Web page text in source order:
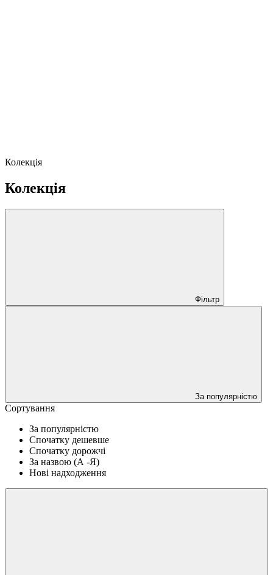
Колекція
Колекція
Фільтр
За популярністю
Сортування
За популярністю
Спочатку дешевше
Спочатку дорожчі
За назвою (А -Я)
Нові надходження